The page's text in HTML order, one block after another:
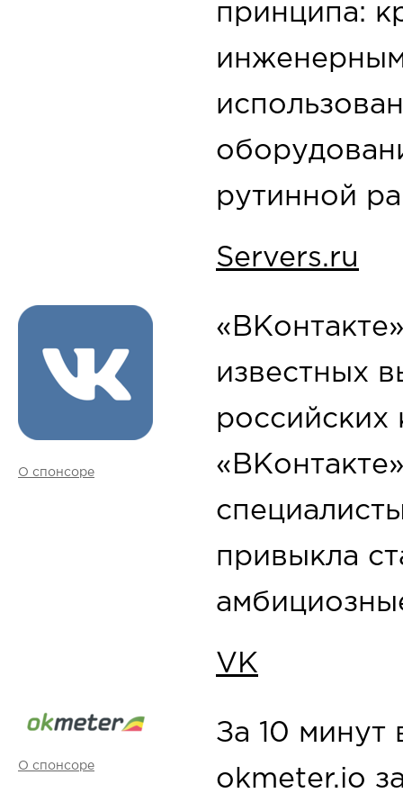
принципа:
рутинной
Servers.ru
О спонсоре
известных
российских
привыкла
VK
О спонсоре
За 10
okmeter.io